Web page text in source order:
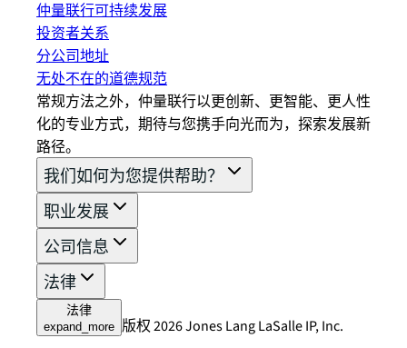
仲量联行可持续发展
投资者关系
分公司地址
无处不在的道德规范
常规方法之外，仲量联行以更创新、更智能、更人性
化的专业方式，期待与您携手向光而为，探索发展新
路径。
我们如何为您提供帮助？
职业发展
公司信息
法律
法律
expand_more 版权 2026 Jones Lang LaSalle IP, Inc.